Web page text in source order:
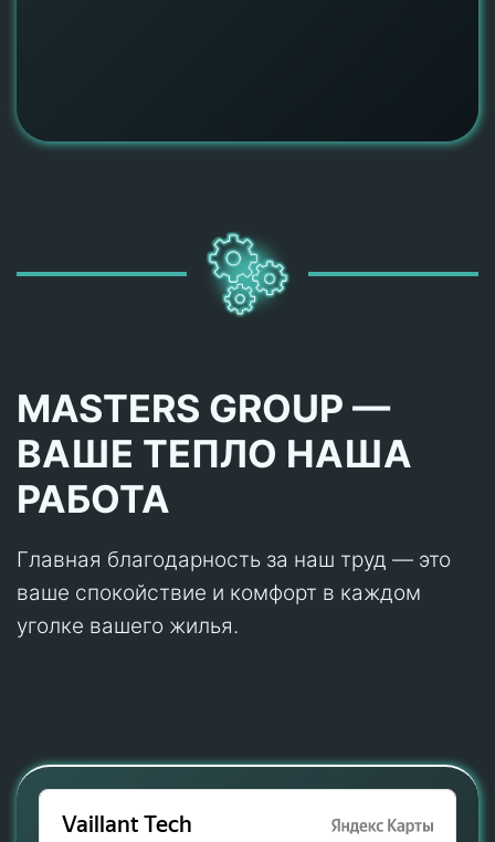
MASTERS GROUP —
ВАШЕ ТЕПЛО НАША
РАБОТА
Главная благодарность за наш труд — это
ваше спокойствие и комфорт в каждом
уголке вашего жилья.